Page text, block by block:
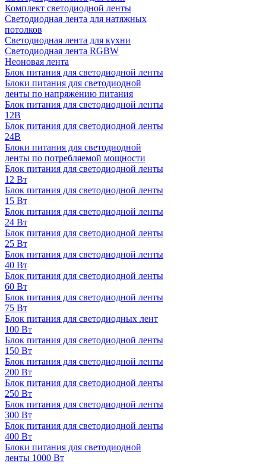
Комплект светодиодной ленты
Светодиодная лента для натяжных
потолков
Светодиодная лента для кухни
Светодиодная лента RGBW
Неоновая лента
Блок питания для светодиодной ленты
Блоки питания для светодиодной
ленты по напряжению питания
Блок питания для светодиодной ленты
12В
Блок питания для светодиодной ленты
24В
Блоки питания для светодиодной
ленты по потребляемой мощности
Блок питания для светодиодной ленты
12 Вт
Блок питания для светодиодной ленты
15 Вт
Блок питания для светодиодной ленты
24 Вт
Блок питания для светодиодной ленты
25 Вт
Блок питания для светодиодной ленты
40 Вт
Блок питания для светодиодной ленты
60 Вт
Блок питания для светодиодной ленты
75 Вт
Блок питания для светодиодных лент
100 Вт
Блок питания для светодиодной ленты
150 Вт
Блок питания для светодиодной ленты
200 Вт
Блок питания для светодиодной ленты
250 Вт
Блок питания для светодиодной ленты
300 Вт
Блок питания для светодиодной ленты
400 Вт
Блоки питания для светодиодной
ленты 1000 Вт